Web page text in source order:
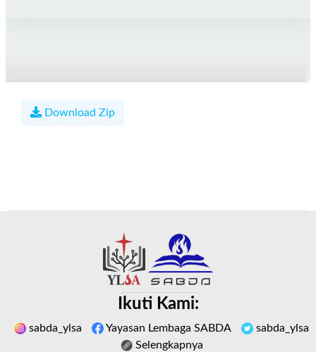
Download Zip
Ikuti Kami:
sabda_ylsa Yayasan Lembaga SABDA
sabda_ylsa
Selengkapnya